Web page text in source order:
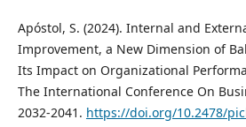
Apóstol, S. (2024). Internal and
Improvement, a New Dimension of
Its Impact on Organizational
The International Conference On
2032-2041. https://doi.org/10.2478/